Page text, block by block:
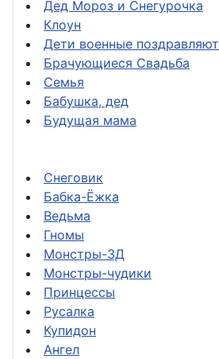
Дед Мороз и Снегурочка
Клоун
Дети военные поздравляют
Брачующиеся Свадьба
Семья
Бабушка, дед
Будущая мама
Снеговик
Бабка-Ёжка
Ведьма
Гномы
Монстры-3Д
Монстры-чудики
Принцессы
Русалка
Купидон
Ангел